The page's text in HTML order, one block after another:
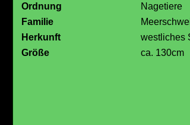
Ordnung
Nagetiere
Familie
Herkunft
westliches
Größe
ca. 130cm